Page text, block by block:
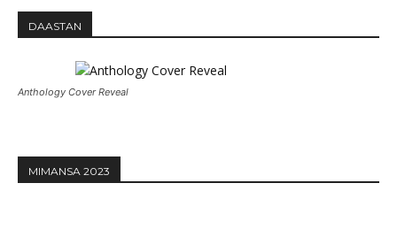
DAASTAN
Anthology Cover Reveal
MIMANSA 2023